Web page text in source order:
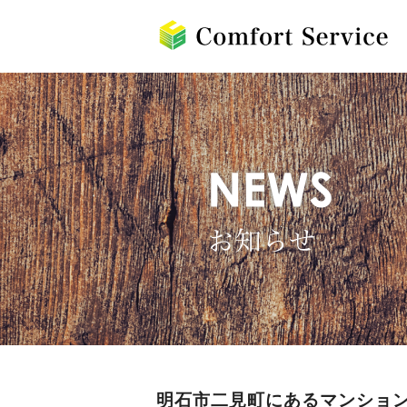
明石市二見町にあるマンショ